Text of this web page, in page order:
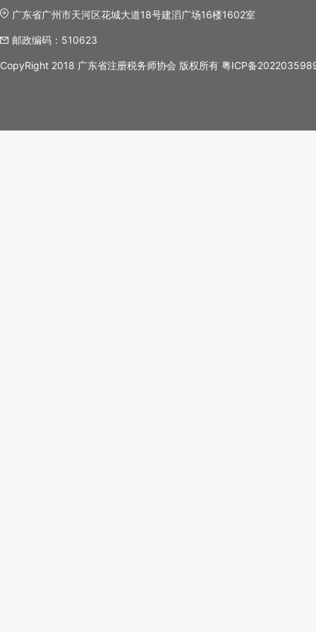
广东省广州市天河区花城大道18号建滔广场16楼1602室
邮政编码：510623
CopyRight 2018 广东省注册税务师协会 版权所有 粤ICP备